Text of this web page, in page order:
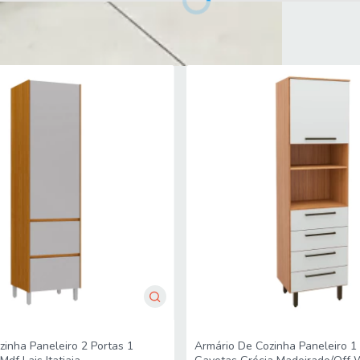
1 Gaveta 100% Mdf Cléo Madeirado/Off White Nesher
Paneleiro 2 Portas 1
Armário De Cozinha Paneleiro